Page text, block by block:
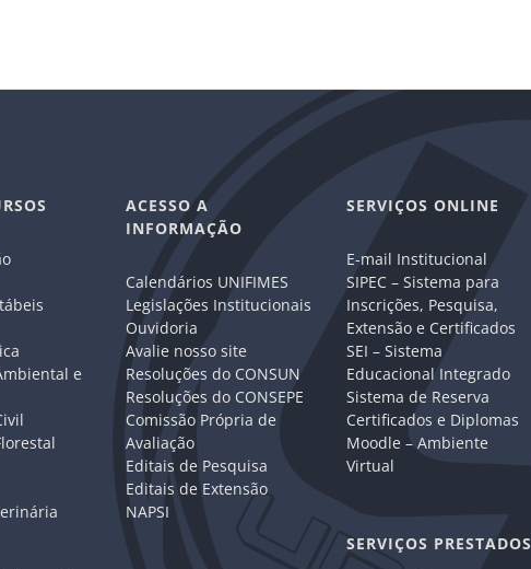
e
ACESSO A
INFORMAÇÃO
Calendários UNIFIMES
Legislações Institucionais
Ouvidoria
Avalie nosso site
Resoluções do CONSUN
Resoluções do CONSEPE
Comissão Própria de
Avaliação
Editais de Pesquisa
Editais de Extensão
NAPSI
SERVIÇOS ONLINE
E-mail Institucional
SIPEC – Sistema para
Inscrições, Pesquisa,
Extensão e Certificados
SEI – Sistema
Educacional Integrado
Sistema de Reserva
Certificados e Diplomas
Moodle – Ambiente
Virtual
SERVIÇOS PRESTADOS